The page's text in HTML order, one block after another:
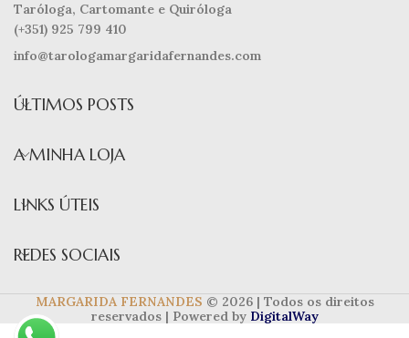
Taróloga, Cartomante e Quiróloga
(+351) 925 799 410
info@tarologamargaridafernandes.com
ÚLTIMOS POSTS
A MINHA LOJA
LINKS ÚTEIS
REDES SOCIAIS
MARGARIDA FERNANDES © 2026 | Todos os direitos
reservados | Powered by DigitalWay